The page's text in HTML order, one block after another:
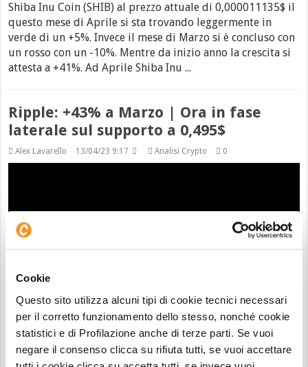
Cookie
Questo sito utilizza alcuni tipi di cookie tecnici necessari
per il corretto funzionamento dello stesso, nonché cookie
statistici e di Profilazione anche di terze parti. Se vuoi
negare il consenso clicca su rifiuta tutti, se vuoi accettare
Shiba Inu Coin (SHIB) al prezzo attuale di 0,000011135$ il
questo mese di Aprile si sta trovando leggermente in
verde di un +5%. Invece il mese di Marzo si è concluso con
un rosso con un -10%. Mentre da inizio anno la crescita si
attesta a +41%. Ad Aprile Shiba Inu ...
Ripple: +43% a Marzo | Ora in fase
laterale sul supporto a 0,495$
Alex Lavarello 13/04/23 9:17 Analisi Crypto 0
Dopo un ottimo mese di Marzo da +43%, Ripple (XRP) in
questa prima dozzina di giorni di Aprile sta faticando. Al
prezzo attuale di 0,5057$ è in contrazione del -5,80% che